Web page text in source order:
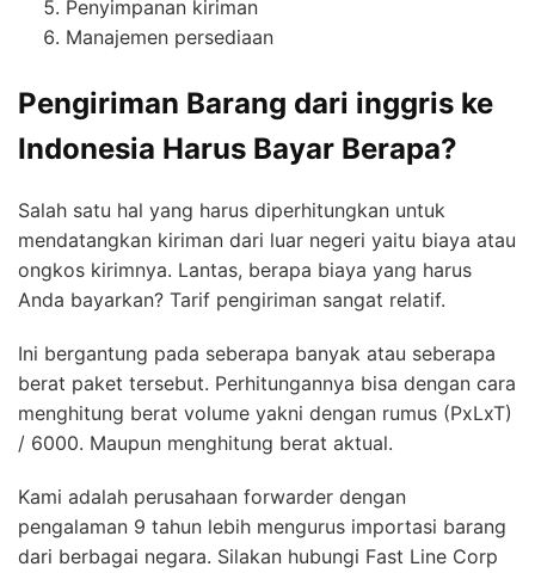
Penyimpanan kiriman
Manajemen persediaan
Pengiriman Barang dari inggris ke
Indonesia Harus Bayar Berapa?
Salah satu hal yang harus diperhitungkan untuk
mendatangkan kiriman dari luar negeri yaitu biaya atau
ongkos kirimnya. Lantas, berapa biaya yang harus
Anda bayarkan? Tarif pengiriman sangat relatif.
Ini bergantung pada seberapa banyak atau seberapa
berat paket tersebut. Perhitungannya bisa dengan cara
menghitung berat volume yakni dengan rumus (PxLxT)
/ 6000. Maupun menghitung berat aktual.
Kami adalah perusahaan forwarder dengan
pengalaman 9 tahun lebih mengurus importasi barang
dari berbagai negara. Silakan hubungi Fast Line Corp